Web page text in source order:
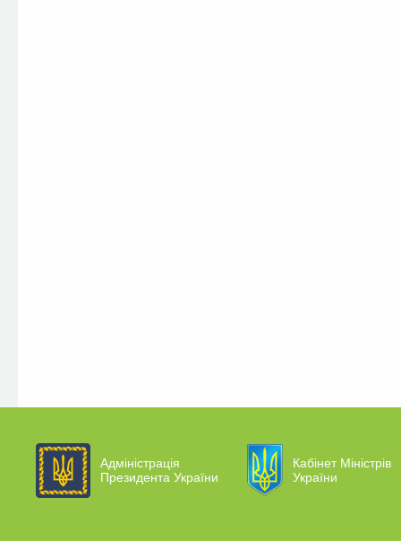
Адміністрація
Президента України
Кабінет Міністрів
України